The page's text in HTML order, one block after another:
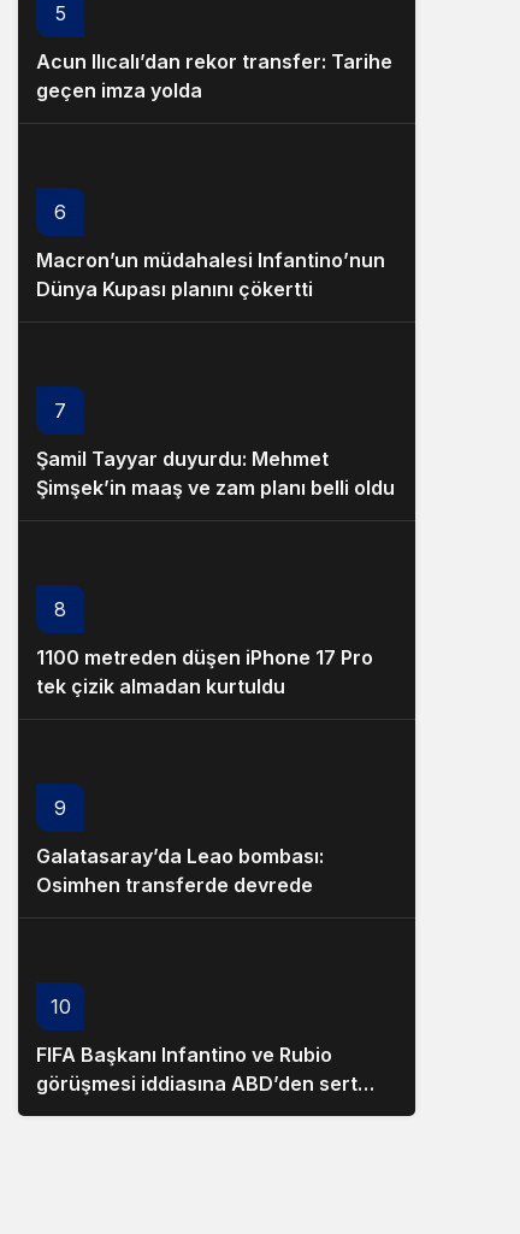
5
Acun Ilıcalı’dan rekor transfer: Tarihe
geçen imza yolda
6
Macron’un müdahalesi Infantino’nun
Dünya Kupası planını çökertti
7
Şamil Tayyar duyurdu: Mehmet
Şimşek’in maaş ve zam planı belli oldu
8
1100 metreden düşen iPhone 17 Pro
tek çizik almadan kurtuldu
9
Galatasaray’da Leao bombası:
Osimhen transferde devrede
10
FIFA Başkanı Infantino ve Rubio
görüşmesi iddiasına ABD’den sert
yalanlama